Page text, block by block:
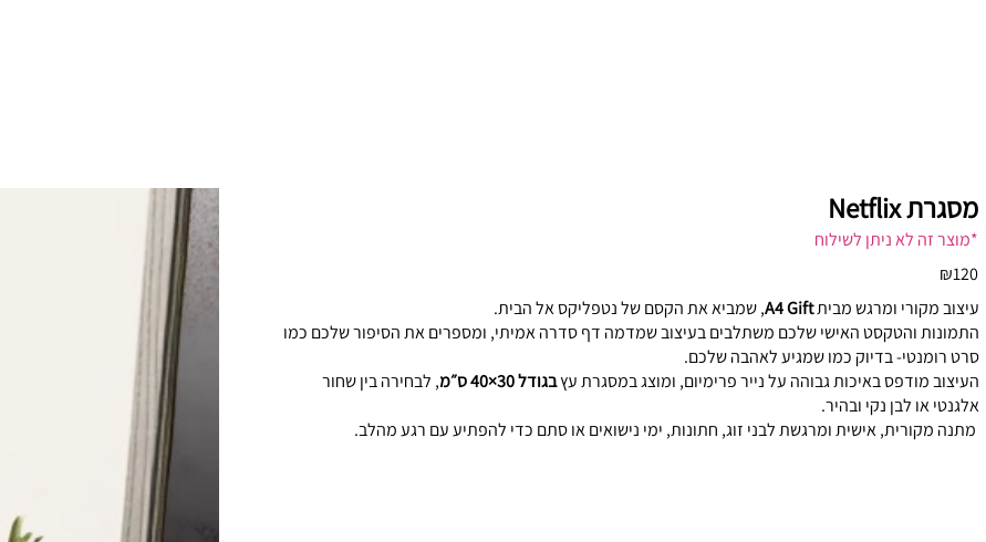
מסגרת Netflix
*מוצר זה לא ניתן לשילוח
₪120
עיצוב מקורי ומרגש מביתA4 Gift, שמביא את הקסם של נטפליקס אל הבית.
התמונות והטקסט האישי שלכם משתלבים בעיצוב שמדמה דף סדרה אמיתי, ומספרים את הסיפור שלכם כמו
סרט רומנטי- בדיוק כמו שמגיע לאהבה שלכם.
העיצוב מודפס באיכות גבוהה על נייר פרימיום, ומוצג במסגרת עץבגודל 30×40 ס״מ
, לבחירה בין שחור
אלגנטי או לבן נקי ובהיר.
מתנה מקורית, אישית ומרגשת לבני זוג, חתונות, ימי נישואים או סתם כדי להפתיע עם רגע מהלב.